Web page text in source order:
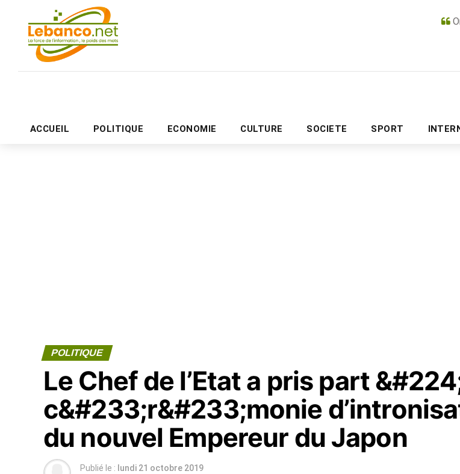
ACCUEIL POLITIQUE ECONOMIE CULTURE SOCIETE SPORTPUBLICITÉ
POLITIQUE
Le Chef de l’Etat a pris part
c&#233;r&#233;monie
du nouvel Empereur du Japon
Publié le : lundi 21 octobre 2019